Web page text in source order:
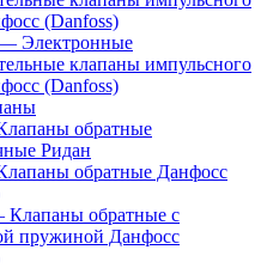
(Danfoss)
Электронные
клапаны импульсного
(Danfoss)
обратные
Ридан
обратные Данфосс
обратные с
пружиной Данфосс